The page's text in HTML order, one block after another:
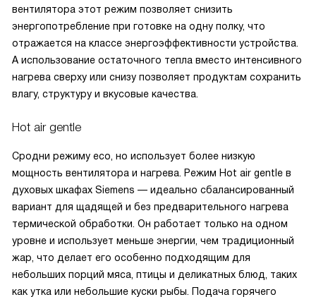
вентилятора этот режим позволяет снизить
энергопотребление при готовке на одну полку, что
отражается на классе энергоэффективности устройства.
А использование остаточного тепла вместо интенсивного
нагрева сверху или снизу позволяет продуктам сохранить
влагу, структуру и вкусовые качества.
Hot air gentle
Сродни режиму eco, но использует более низкую
мощность вентилятора и нагрева. Режим Hot air gentle в
духовых шкафах Siemens — идеально сбалансированный
вариант для щадящей и без предварительного нагрева
термической обработки. Он работает только на одном
уровне и использует меньше энергии, чем традиционный
жар, что делает его особенно подходящим для
небольших порций мяса, птицы и деликатных блюд, таких
как утка или небольшие куски рыбы. Подача горячего